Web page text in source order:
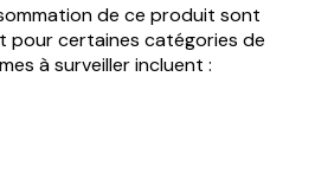
de ce produit sont
pour certaines catégories de
à surveiller incluent :